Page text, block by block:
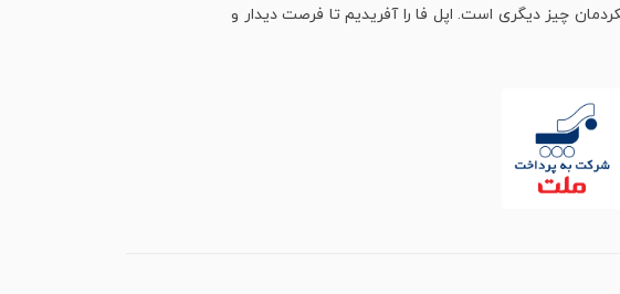
چیز دیگری است. اپل فا را آفریدیم تا فرصت دیدار و